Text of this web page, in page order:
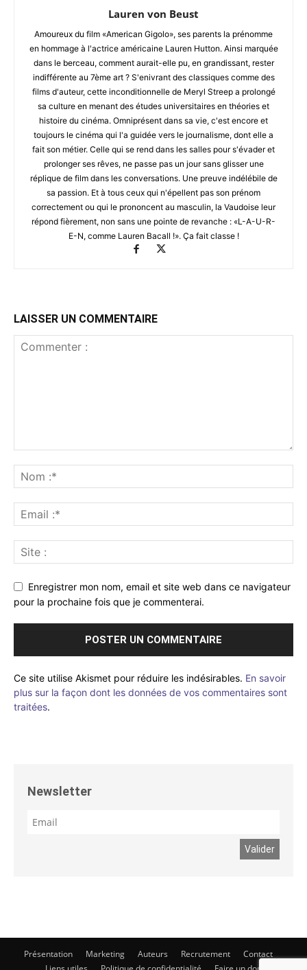
Lauren von Beust
Amoureux du film «American Gigolo», ses parents la prénomme
en hommage à l'actrice américaine Lauren Hutton. Ainsi marquée
dans le berceau, comment aurait-elle pu, en grandissant, rester
indifférente au 7ème art ? S'enivrant des classiques comme des
films d'auteur, cette inconditionnelle de Meryl Streep a prolongé
sa culture en menant des études universitaires en théories et
histoire du cinéma. Omniprésent dans sa vie, c'est encore et
toujours le cinéma qui l'a guidée vers le journalisme, dont elle a
fait son métier. Celle qui se rend dans les salles pour s'évader et
prolonger ses rêves, ne passe pas un jour sans glisser une
réplique de film dans les conversations. Une preuve indélébile de
sa passion. Et à tous ceux qui n'épellent pas son prénom
correctement ou qui le prononcent au masculin, la Vaudoise leur
répond fièrement, non sans une pointe de revanche : «L-A-U-R-
E-N, comme Lauren Bacall !». Ça fait classe !
LAISSER UN COMMENTAIRE
Enregistrer mon nom, email et site web dans ce navigateur
pour la prochaine fois que je commenterai.
Ce site utilise Akismet pour réduire les indésirables. En savoir
plus sur la façon dont les données de vos commentaires sont
traitées.
Newsletter
Présentation Marketing Auteurs Recrutement
Contact